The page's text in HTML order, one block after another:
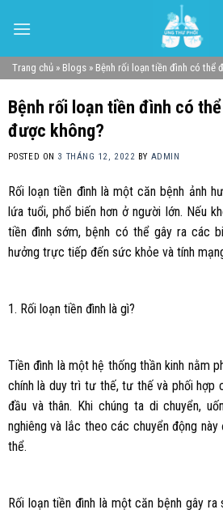
Trang chủ » Blogs » Bệnh rối loạn tiền đình có thể
Bệnh rối loạn tiền đình có
được không?
POSTED ON 3 THÁNG 12, 2022 BY ADMIN
Rối loạn tiền đình là một căn bệnh ảnh
lứa tuổi, phổ biến hơn ở người lớn. Nếu
tiền đình sớm, bệnh có thể gây ra các
hưởng trực tiếp đến sức khỏe và tính
1. Rối loạn tiền đình là gì?
Tiền đình là một hệ thống thần kinh nằm
chính là duy trì tư thế, tư thế và phối hợp
đầu và thân. Khi chúng ta di chuyển,
nghiêng và lắc theo các chuyển động
thể.
Rối loạn tiền đình là một căn bệnh gây